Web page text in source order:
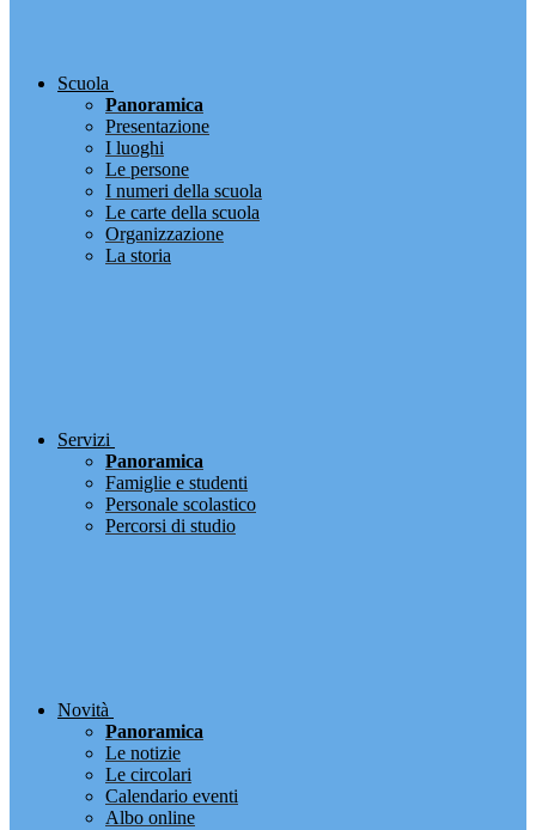
Scuola
Panoramica
Presentazione
I luoghi
Le persone
I numeri della scuola
Le carte della scuola
Organizzazione
La storia
Servizi
Panoramica
Famiglie e studenti
Personale scolastico
Percorsi di studio
Novità
Panoramica
Le notizie
Le circolari
Calendario eventi
Albo online